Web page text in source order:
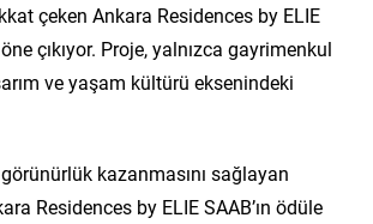
çeken Ankara Residences by ELIE
çıkıyor. Proje, yalnızca gayrimenkul
ve yaşam kültürü eksenindeki
kazanmasını sağlayan
Residences by ELIE SAAB’ın ödüle